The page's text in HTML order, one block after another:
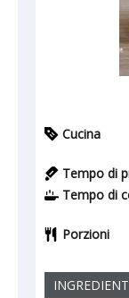
Cucina
Tempo di
Tempo di
Porzioni